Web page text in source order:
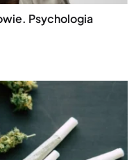
Psychologia